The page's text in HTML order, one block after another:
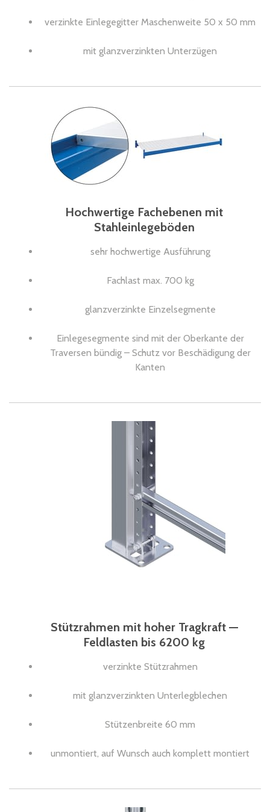
verzinkte Einlegegitter Maschenweite 50 x 50 mm
mit glanzverzinkten Unterzügen
Hochwertige Fachebenen mit
Stahleinlegeböden
sehr hochwertige Ausführung
Fachlast max. 700 kg
glanzverzinkte Einzelsegmente
Einlegesegmente sind mit der Oberkante der
Traversen bündig – Schutz vor Beschädigung der
Kanten
Stützrahmen mit hoher Tragkraft —
Feldlasten bis 6200 kg
verzinkte Stützrahmen
mit glanzverzinkten Unterlegblechen
Stützenbreite 60 mm
unmontiert, auf Wunsch auch komplett montiert